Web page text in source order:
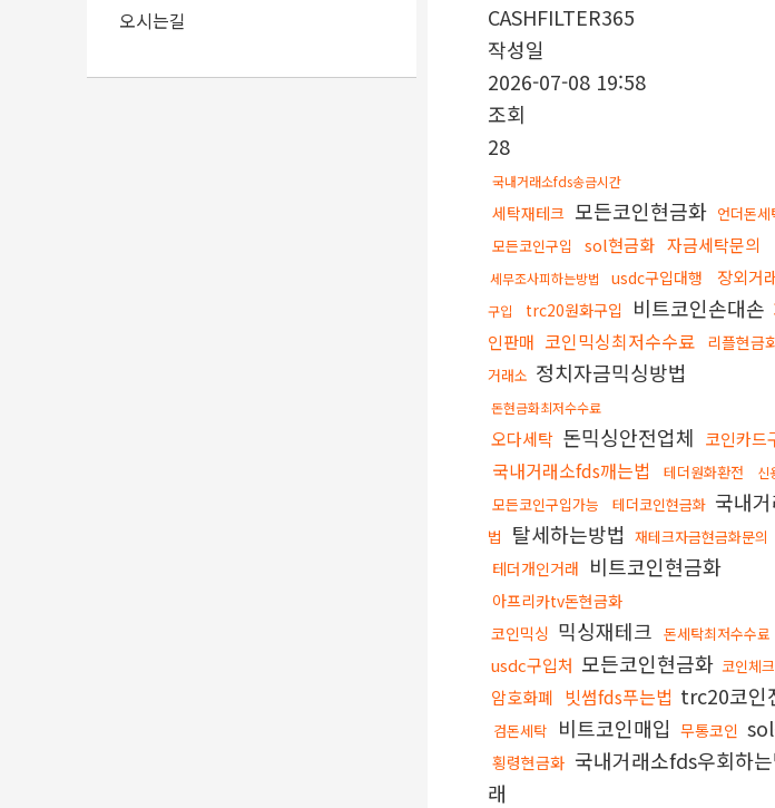
오시는길
CASHFILTER365
작성일
2026-07-08 19:58
조회
28
국내거래소fds송금시간
세탁재테크 모든코인현금화 언더돈세
모든코인구입
sol현금화 자금세탁문의
세무조사피하는방법 usdc구입대행 장외거
구입
trc20원화구입 비트코인손대손
인판매 코인믹싱최저수수료 리플현금
거래소 정치자금믹싱방법
돈현금화최저수수료
오다세탁 돈믹싱안전업체 코인카드
국내거래소fds깨는법 테더원화환전 신
모든코인구입가능 테더코인현금화 국내
법 탈세하는방법 재테크자금현금화문의
테더개인거래 비트코인현금화
아프리카tv돈현금화
코인믹싱 믹싱재테크 돈세탁최저수수료
usdc구입처 모든코인현금화 코인체
암호화폐 빗썸fds푸는법 trc20코인
검돈세탁
비트코인매입 무통코인
횡령현금화 국내거래소fds우회하는
래